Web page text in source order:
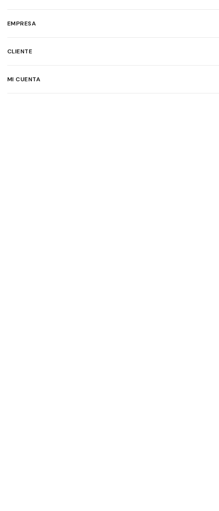
EMPRESA
CLIENTE
MI CUENTA